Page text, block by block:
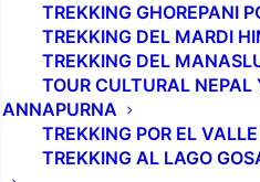
TREKKING GHOREPANI
TREKKING DEL MARDI
TREKKING DEL
TOUR CULTURAL NEPAL
ANNAPURNA
TREKKING POR EL
TREKKING AL LAGO